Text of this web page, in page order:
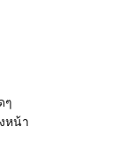
ๆ
หน้า